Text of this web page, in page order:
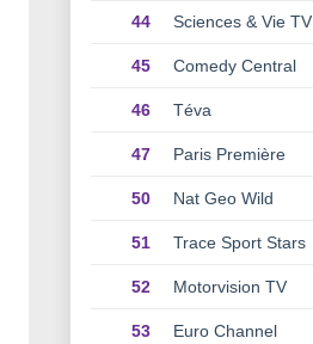
44 Sciences & Vie TV
45 Comedy Central
46 Téva
47 Paris Première
50 Nat Geo Wild
51 Trace Sport Stars
52 Motorvision TV
53 Euro Channel